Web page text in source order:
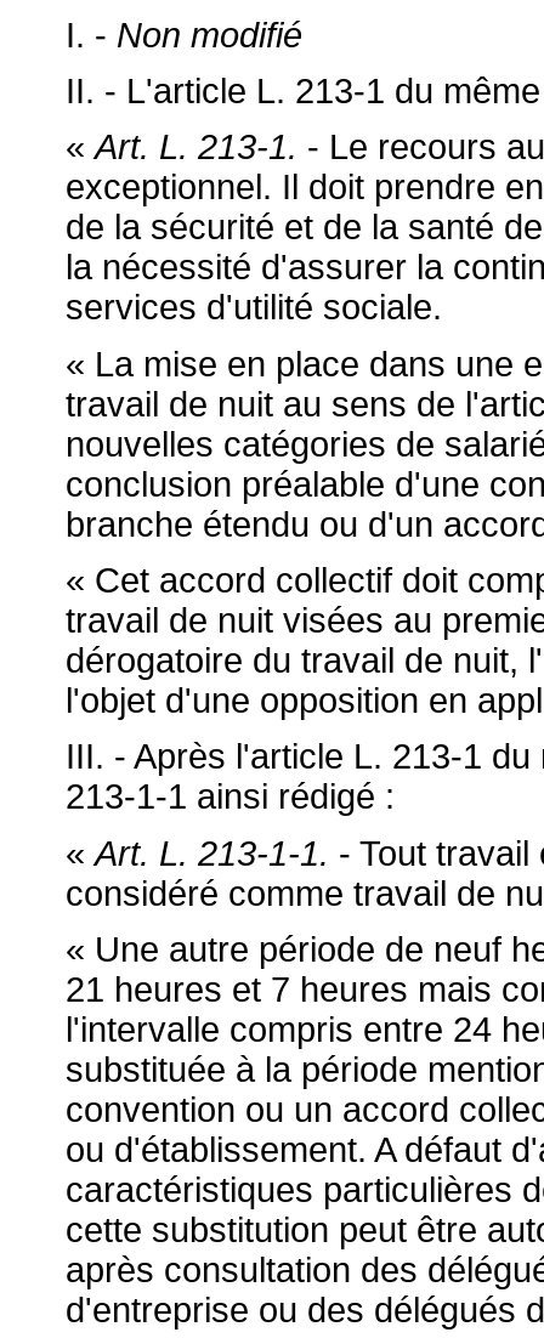
I. - Non modifié
II. - L'article L. 213-1 du
«Art. L. 213-1. - Le recours
exceptionnel. Il doit prendre
de la sécurité et de la santé
la nécessité d'assurer la
services d'utilité sociale.
« La mise en place dans une
travail de nuit au sens de
nouvelles catégories de
conclusion préalable d'une
branche étendu ou d'un
« Cet accord collectif doit
travail de nuit visées au
dérogatoire du travail de nuit,
l'objet d'une opposition en
III. - Après l'article L. 213-1
213-1-1 ainsi rédigé :
«Art. L. 213-1-1. - Tout
considéré comme travail de
« Une autre période de neuf
21 heures et 7 heures mais
l'intervalle compris entre 24
substituée à la période
convention ou un accord
ou d'établissement. A défaut
caractéristiques particulières
cette substitution peut être
après consultation des
d'entreprise ou des délégués